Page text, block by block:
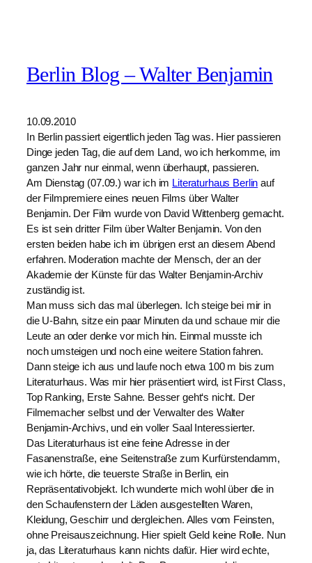
Berlin Blog – Walter Benjamin
10.09.2010
In Berlin passiert eigentlich jeden Tag was. Hier passieren
Dinge jeden Tag, die auf dem Land, wo ich herkomme, im
ganzen Jahr nur einmal, wenn überhaupt, passieren.
Am Dienstag (07.09.) war ich im Literaturhaus Berlin auf
der Filmpremiere eines neuen Films über Walter
Benjamin. Der Film wurde von David Wittenberg gemacht.
Es ist sein dritter Film über Walter Benjamin. Von den
ersten beiden habe ich im übrigen erst an diesem Abend
erfahren. Moderation machte der Mensch, der an der
Akademie der Künste für das Walter Benjamin-Archiv
zuständig ist.
Man muss sich das mal überlegen. Ich steige bei mir in
die U-Bahn, sitze ein paar Minuten da und schaue mir die
Leute an oder denke vor mich hin. Einmal musste ich
noch umsteigen und noch eine weitere Station fahren.
Dann steige ich aus und laufe noch etwa 100 m bis zum
Literaturhaus. Was mir hier präsentiert wird, ist First Class,
Top Ranking, Erste Sahne. Besser geht‘s nicht. Der
Filmemacher selbst und der Verwalter des Walter
Benjamin-Archivs, und ein voller Saal Interessierter.
Das Literaturhaus ist eine feine Adresse in der
Fasanenstraße, eine Seitenstraße zum Kurfürstendamm,
wie ich hörte, die teuerste Straße in Berlin, ein
Repräsentativobjekt. Ich wunderte mich wohl über die in
den Schaufenstern der Läden ausgestellten Waren,
Kleidung, Geschirr und dergleichen. Alles vom Feinsten,
ohne Preisauszeichnung. Hier spielt Geld keine Rolle. Nun
ja, das Literaturhaus kann nichts dafür. Hier wird echte,